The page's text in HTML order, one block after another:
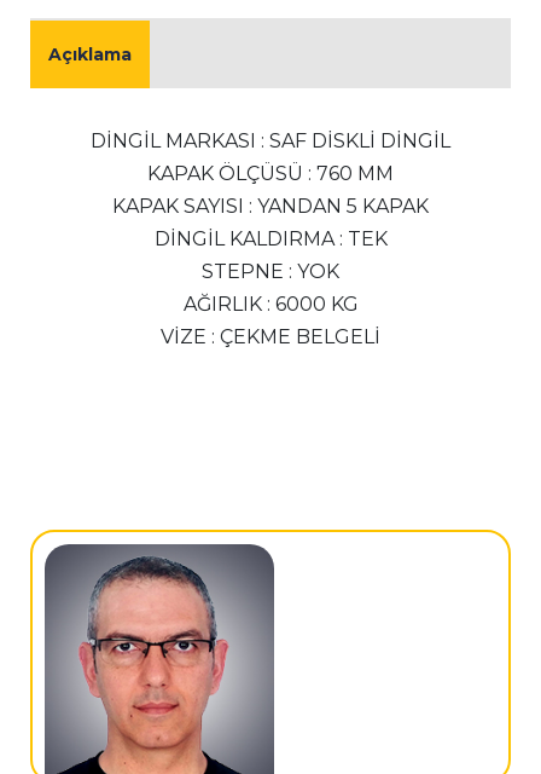
Açıklama
DİNGİL MARKASI : SAF DİSKLİ DİNGİL
KAPAK ÖLÇÜSÜ : 760 MM
KAPAK SAYISI : YANDAN 5 KAPAK
DİNGİL KALDIRMA : TEK
STEPNE : YOK
AĞIRLIK : 6000 KG
VİZE : ÇEKME BELGELİ